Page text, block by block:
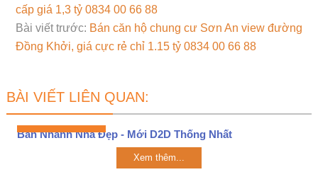
cấp giá 1,3 tỷ 0834 00 66 88
Bài viết trước: Bán căn hộ chung cư Sơn An view đường
Đồng Khởi, giá cực rẻ chỉ 1.15 tỷ 0834 00 66 88
BÀI VIẾT LIÊN QUAN:
Bán Nhanh Nhà Đẹp - Mới D2D Thống Nhất
Xem thêm...